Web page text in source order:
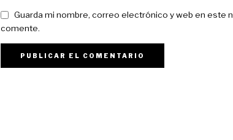
Guarda mi nombre, correo electrónico y web en este
comente.